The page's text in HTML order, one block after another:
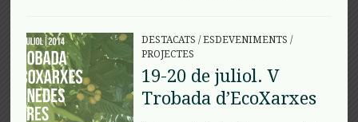
DESTACATS /ESDEVENIMENTS /
PROJECTES
19-20 de juliol. V
Trobada d’EcoXarxes